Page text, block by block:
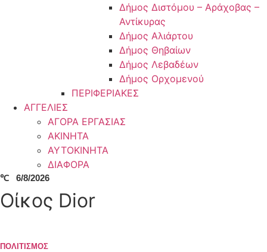
Δήμος Διστόμου – Αράχοβας –
Αντίκυρας
Δήμος Αλιάρτου
Δήμος Θηβαίων
Δήμος Λεβαδέων
Δήμος Ορχομενού
ΠΕΡΙΦΕΡΙΑΚΕΣ
ΑΓΓΕΛΙΕΣ
ΑΓΟΡΑ ΕΡΓΑΣΙΑΣ
ΑΚΙΝΗΤΑ
ΑΥΤΟΚΙΝΗΤΑ
ΔΙΑΦΟΡΑ
℃ 6/8/2026
Οίκος Dior
ΠΟΛΙΤΙΣΜΟΣ